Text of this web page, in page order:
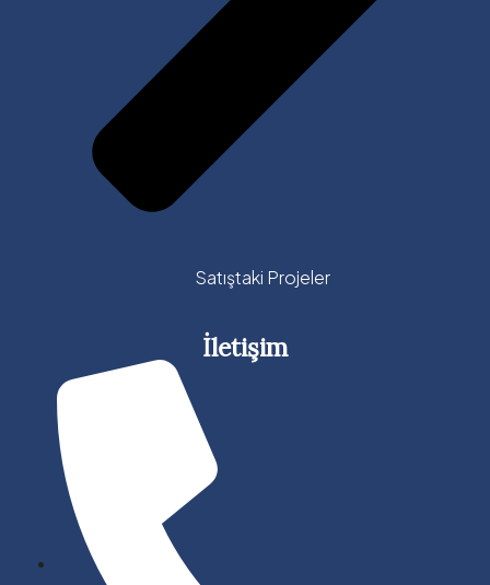
Satıştaki Projeler
İletişim